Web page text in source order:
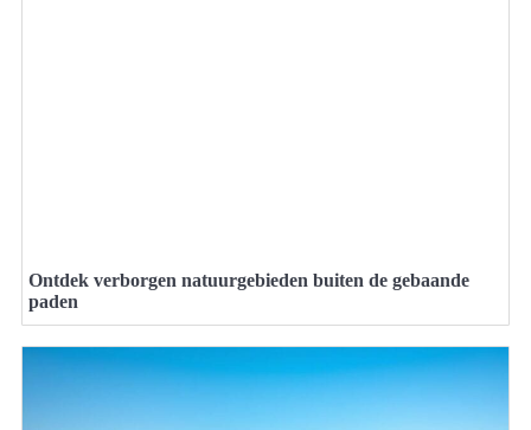
Ontdek verborgen natuurgebieden buiten de gebaande
paden